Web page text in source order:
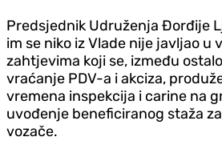
Predsjednik Udruženja Đorđije
im se niko iz Vlade nije javljao u
zahtjevima koji se, između
vraćanje PDV-a i akciza,
vremena inspekcija i carine na
uvođenje beneficiranog staža
vozače.